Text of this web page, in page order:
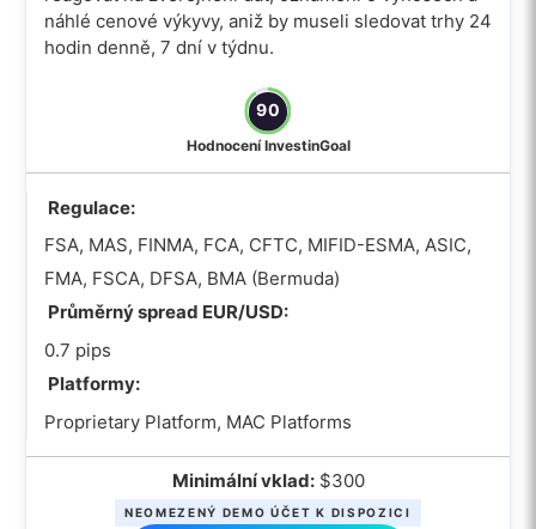
náhlé cenové výkyvy, aniž by museli sledovat trhy 24
hodin denně, 7 dní v týdnu.
90
Hodnocení InvestinGoal
Regulace:
FSA, MAS, FINMA, FCA, CFTC, MIFID-ESMA, ASIC,
FMA, FSCA, DFSA, BMA (Bermuda)
Průměrný spread EUR/USD:
0.7 pips
Platformy:
Proprietary Platform, MAC Platforms
Minimální vklad:$300
NEOMEZENÝ DEMO ÚČET K DISPOZICI